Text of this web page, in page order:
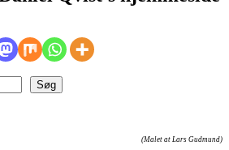
Søg
(Malet at Lars Gudmund)